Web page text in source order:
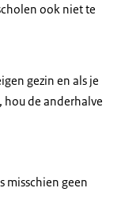
ook niet te
gezin en als je
hou de anderhalve
misschien geen